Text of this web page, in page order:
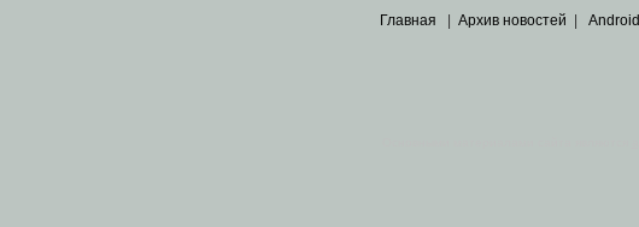
Главная Архив новостей Android